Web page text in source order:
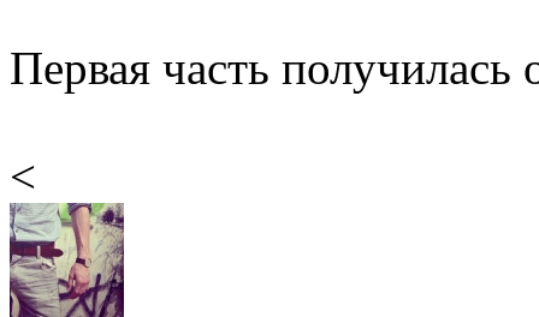
Первая часть получилась
<